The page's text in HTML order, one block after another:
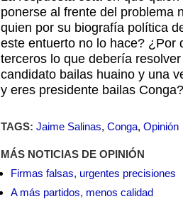
ponerse al frente del problema
quien por su biografía política
este entuerto no lo hace? ¿Por
terceros lo que debería
candidato bailas huaino y una
y eres presidente bailas Conga?
TAGS: Jaime Salinas, Conga, Opinión
MÁS NOTICIAS DE OPINIÓN
Firmas falsas, urgentes precisiones
A más partidos, menos calidad